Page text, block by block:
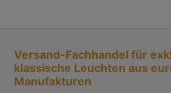
Versand-Fachhandel für
klassische Leuchten aus
Manufakturen